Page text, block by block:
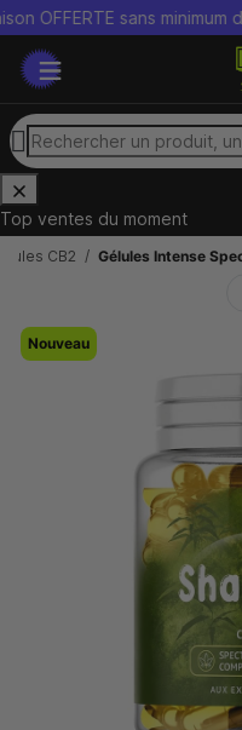
sans minimum
Top ventes du moment
CB2 Gélules Intense
Nouveau